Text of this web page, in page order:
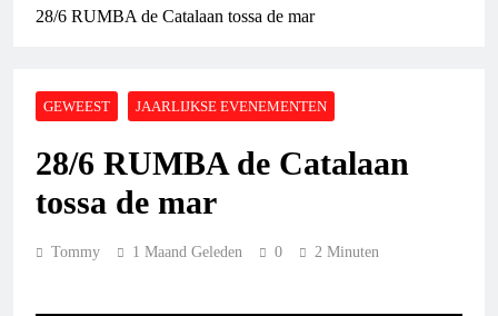
28/6 RUMBA de Catalaan tossa de mar
GEWEEST JAARLIJKSE EVENEMENTEN
28/6 RUMBA de Catalaan
tossa de mar
Tommy 1 Maand Geleden 0 2 Minuten